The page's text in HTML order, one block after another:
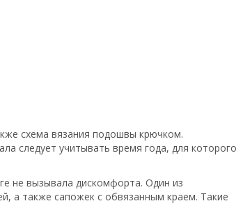
схема вязания подошвы крючком.
следует учитывать время года, для которого
не вызывала дискомфорта. Один из
а также сапожек с обвязанным краем. Такие